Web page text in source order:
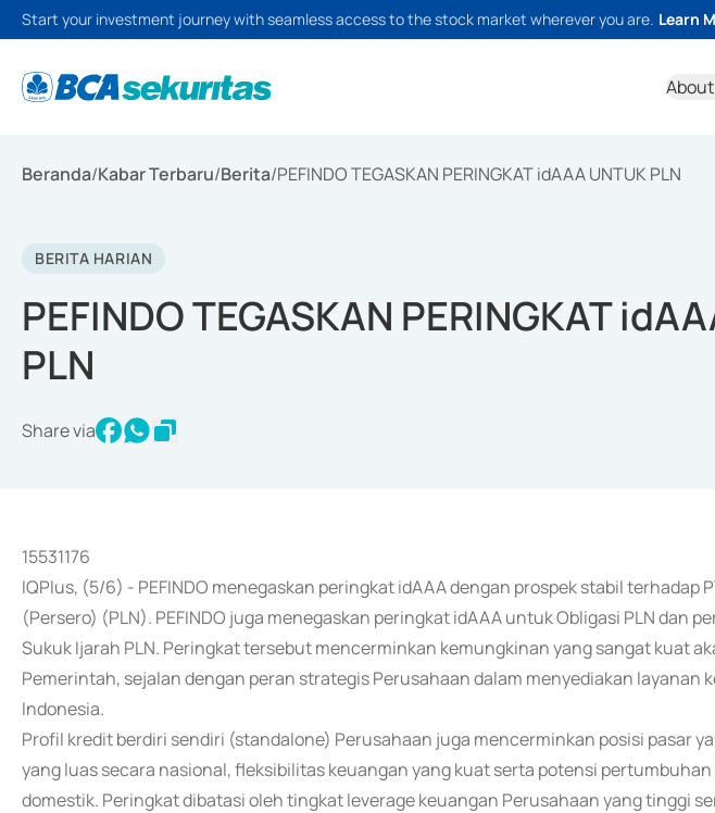
Start your investment journey with seamless access to the stock market wherever you are. Learn
Beranda/Kabar Terbaru/Berita/PEFINDO TEGASKAN PERINGKAT idAAA UNTUK PLN
BERITA HARIAN
PEFINDO TEGASKAN PERINGKAT
PLN
Share via
15531176
IQPlus, (5/6) - PEFINDO menegaskan peringkat idAAA dengan prospek stabil terhadap
(Persero) (PLN). PEFINDO juga menegaskan peringkat idAAA untuk Obligasi PLN dan
Sukuk Ijarah PLN. Peringkat tersebut mencerminkan kemungkinan yang sangat kuat
Pemerintah, sejalan dengan peran strategis Perusahaan dalam menyediakan layanan
Indonesia.
Profil kredit berdiri sendiri (standalone) Perusahaan juga mencerminkan posisi pasar
yang luas secara nasional, fleksibilitas keuangan yang kuat serta potensi
domestik. Peringkat dibatasi oleh tingkat leverage keuangan Perusahaan yang tinggi